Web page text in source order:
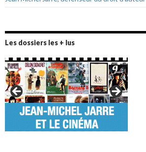
Les dossiers les + lus